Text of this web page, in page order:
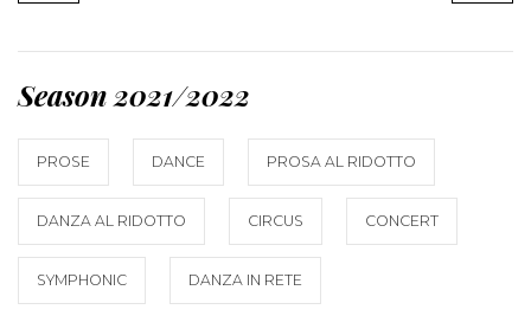
Season 2021/2022
PROSE DANCE PROSA AL RIDOTTO
DANZA AL RIDOTTO CIRCUS CONCERT
SYMPHONIC DANZA IN RETE